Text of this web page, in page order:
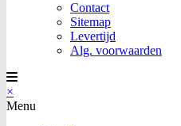
Contact
Sitemap
Levertijd
Alg. voorwaarden
×
Menu